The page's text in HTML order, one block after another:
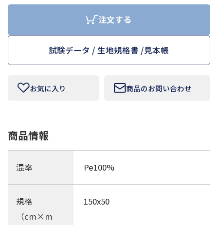
よくあるご質問
会社概要
コーポレートサイト
注文する
試験データ / 生地規格書 /見本帳
お気に入り 商品のお問い合わせ
商品情報
混率 Pe100%
規格
（cm×m
150x50